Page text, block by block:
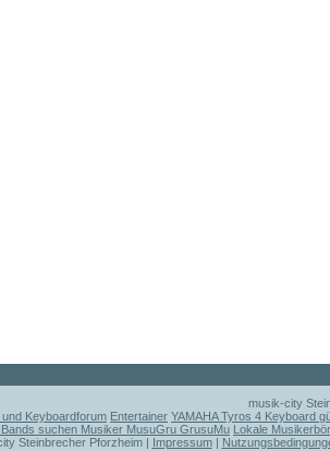
musik-city
Keyboardforum Entertainer YAMAHA Tyros 4 Keyboard
suchen Musiker MusuGru GrusuMu Lokale
Steinbrecher Pforzheim | Impressum|